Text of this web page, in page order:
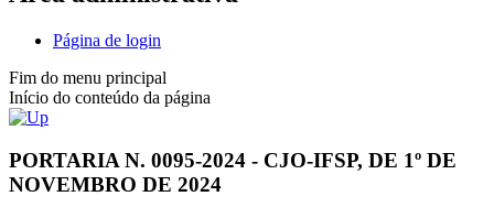
Página de login
Fim do menu principal
Início do conteúdo da página
PORTARIA N. 0095-2024 - CJO-IFSP, DE 1º DE
NOVEMBRO DE 2024